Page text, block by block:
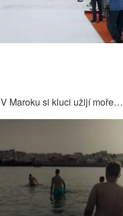
V Maroku si kluci užijí moře…